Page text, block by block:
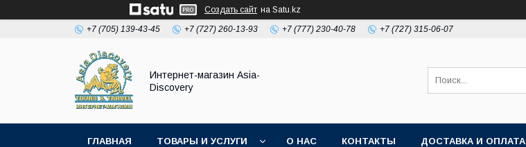
Создать сайт на Satu.kz
+7 (705) 139-43-45 +7 (727) 260-13-93 +7 (777) 230-40-78 +7 (727) 315-06-07
Интернет-магазин Asia-
Discovery
ГЛАВНАЯ ТОВАРЫ И УСЛУГИ О НАС КОНТАКТЫ ДОСТАВКА И ОПЛАТА